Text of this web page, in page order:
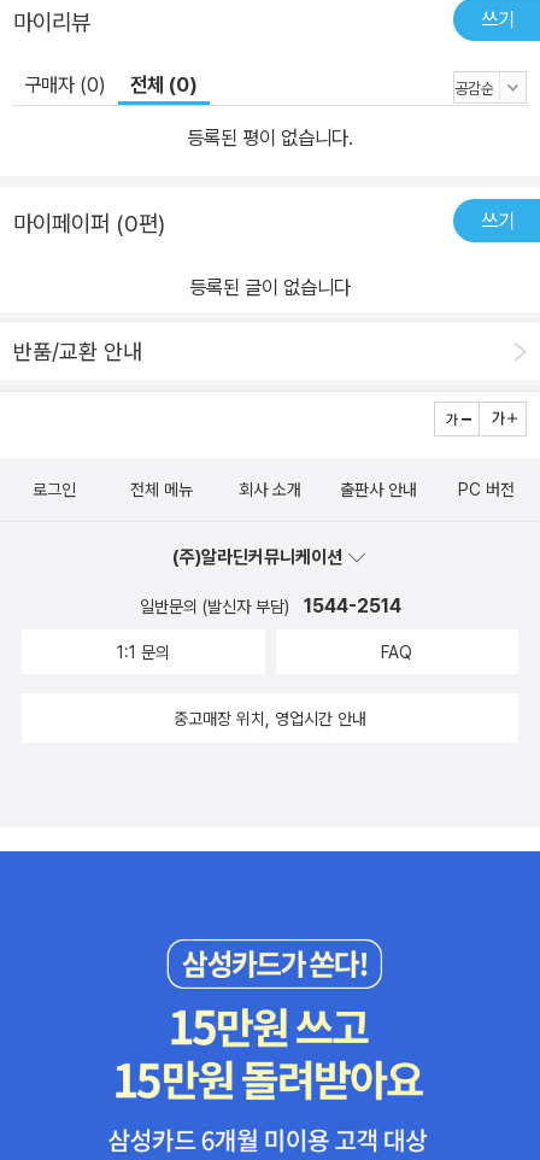
마이리뷰 쓰기
구매자 (0) 전체 (0)
등록된 평이 없습니다.
마이페이퍼 (0편) 쓰기
등록된 글이 없습니다
반품/교환 안내
로그인 전체 메뉴 회사 소개 출판사 안내 PC 버전
(주)알라딘커뮤니케이션
일반문의 (발신자 부담) 1544-2514
1:1 문의 FAQ
중고매장 위치, 영업시간 안내